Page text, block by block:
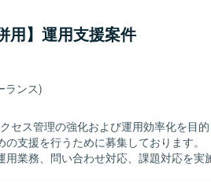
めております。 自ら主体的に業務の進
ンの魅力】 クラウド基盤
験を通じて、最新のエンドポイント管理
やEntra ID、Intuneなどのクラウド
魅力です。 【開発環境】 MS365、
などのクラウドサービスを組み合わ
用】運用支援案件
ランス)
セス管理の強化および運用効率化を目
を行うために募集しております。 【作業内
業務、問い合わせ対応、課題対応を実